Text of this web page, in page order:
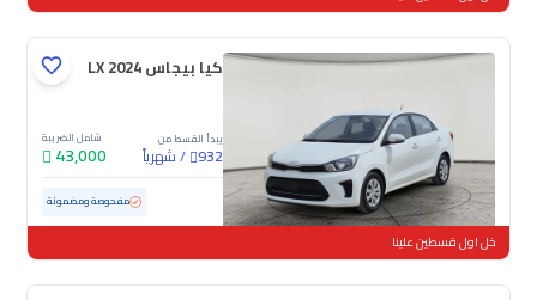
كيا بيجاس LX 2024
يبدأ القسط من
932
/شهرياً
شامل الضريبة
43,000
مستعملة 34,806 كم ممشى قليل مفحوصة ومضمونة
خل اول قسطين علينا